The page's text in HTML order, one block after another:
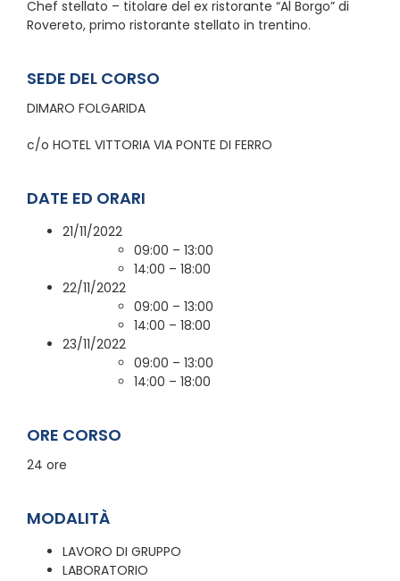
Chef stellato – titolare del ex ristorante “Al Borgo” di
Rovereto, primo ristorante stellato in trentino.
SEDE DEL CORSO
DIMARO FOLGARIDA
c/o HOTEL VITTORIA VIA PONTE DI FERRO
DATE ED ORARI
21/11/2022
09:00 – 13:00
14:00 – 18:00
22/11/2022
09:00 – 13:00
14:00 – 18:00
23/11/2022
09:00 – 13:00
14:00 – 18:00
ORE CORSO
24 ore
MODALITÀ
LAVORO DI GRUPPO
LABORATORIO